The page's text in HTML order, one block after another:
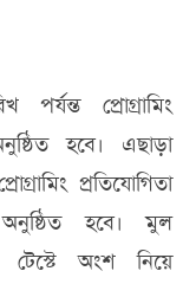
প্রোগ্রামিং
হবে। এছাড়া
প্রতিযোগিতা
হবে। মুল
টেস্টে অংশ নিয়ে